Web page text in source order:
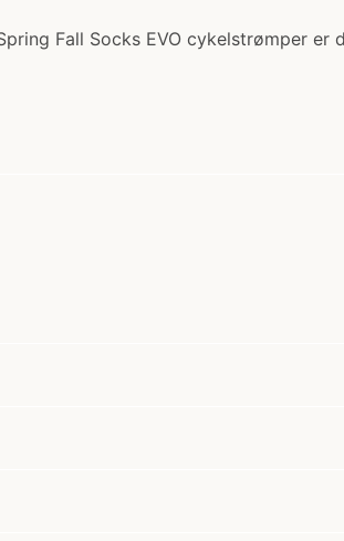
Fall Socks EVO cykelstrømper er